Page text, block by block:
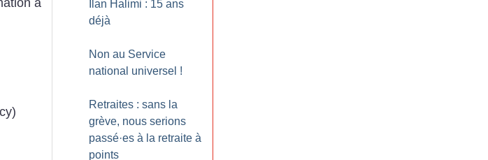
à
Ilan Halimi : 15 ans
déjà
Non au Service
national universel !
Retraites : sans la
grève, nous serions
passé·es à la retraite à
points